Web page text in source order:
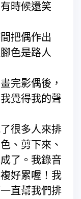
時候還笑
把偶作出
色是路人
完影偶後，
覺得我的聲
很多人來排
、剪下來、
了。我錄音
好累喔！我
直幫我們排